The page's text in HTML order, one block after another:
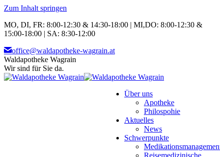
Zum Inhalt springen
MO, DI, FR: 8:00-12:30 & 14:30-18:00 | MI,DO: 8:00-12:30 &
15:00-18:00 | SA: 8:30-12:00
office@waldapotheke-wagrain.at
Waldapotheke Wagrain
Wir sind für Sie da.
Über uns
Apotheke
Philospohie
Aktuelles
News
Schwerpunkte
Reisemedizinische